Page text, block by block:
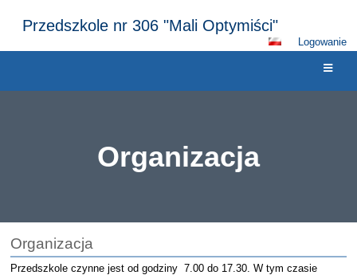
Przedszkole nr 306 "Mali Optymiści"
Logowanie
Organizacja
Organizacja
Organizacja
Przedszkole czynne jest od godziny 7.00 do 17.30. W tym czasie